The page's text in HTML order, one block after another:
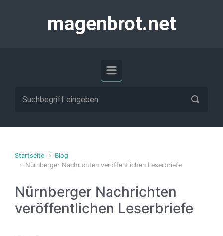
magenbrot.net
Startseite
Blog
Nürnberger Nachrichten veröffentlichen Leserbriefe
Nürnberger Nachrichten
veröffentlichen Leserbriefe